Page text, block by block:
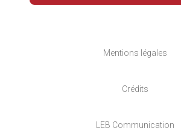
Mentions légales
Crédits
LEB Communication